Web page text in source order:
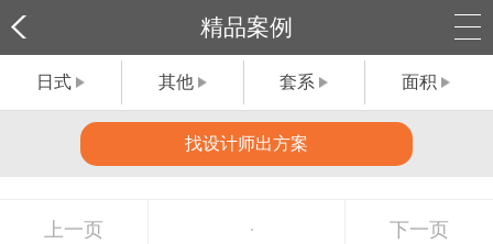
精品案例
日式 其他 套系 面积
找设计师出方案
上一页 下一页